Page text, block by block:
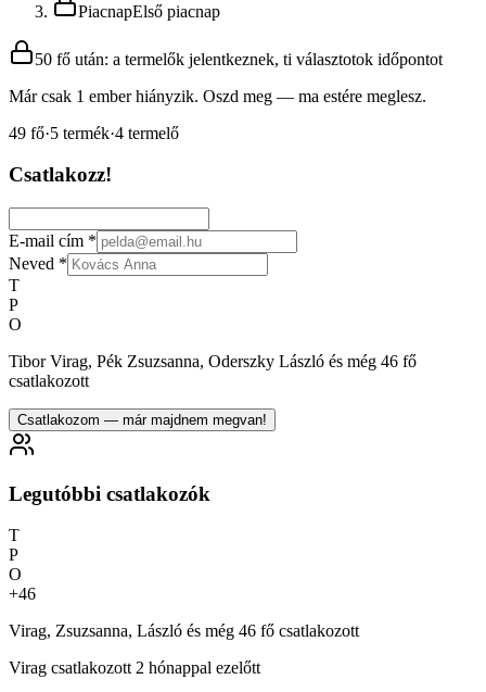
PiacnapElső piacnap
50 fő után: a termelők jelentkeznek, ti választotok időpontot
Már csak 1 ember hiányzik. Oszd meg — ma estére meglesz.
49 fő·5 termék·4 termelő
Csatlakozz!
E-mail cím *
Neved *
T
P
O
Tibor Virag, Pék Zsuzsanna, Oderszky László és még 46 fő
csatlakozott
Csatlakozom — már majdnem megvan!
Legutóbbi csatlakozók
T
P
O
+46
Virag, Zsuzsanna, László és még 46 fő csatlakozott
Virag csatlakozott 2 hónappal ezelőtt